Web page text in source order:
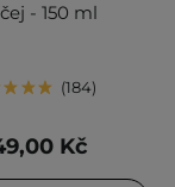
- 150 ml
184
Kč